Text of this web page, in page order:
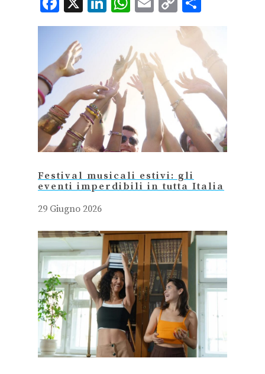
Link
Festival musicali estivi: gli
eventi imperdibili in tutta Italia
29 Giugno 2026